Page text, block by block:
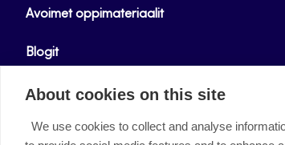
Avoimet oppimateriaalit
Blogit
Helpdesk
FacebookInstagram
LinkedInYoutubeTwitter
About cookies on this site
We use cookies to collect and analyse